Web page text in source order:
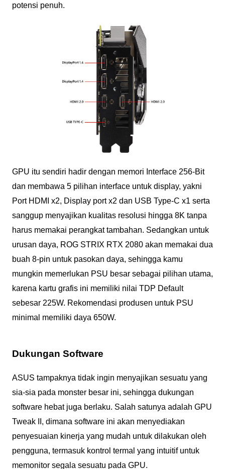
potensi penuh.
GPU itu sendiri hadir dengan memori Interface 256-Bit
dan membawa 5 pilihan interface untuk display, yakni
Port HDMI x2, Display port x2 dan USB Type-C x1 serta
sanggup menyajikan kualitas resolusi hingga 8K tanpa
harus memakai perangkat tambahan. Sedangkan untuk
urusan daya, ROG STRIX RTX 2080 akan memakai dua
buah 8-pin untuk pasokan daya, sehingga kamu
mungkin memerlukan PSU besar sebagai pilihan utama,
karena kartu grafis ini memiliki nilai TDP Default
sebesar 225W. Rekomendasi produsen untuk PSU
minimal memiliki daya 650W.
Dukungan Software
ASUS tampaknya tidak ingin menyajikan sesuatu yang
sia-sia pada monster besar ini, sehingga dukungan
software hebat juga berlaku. Salah satunya adalah GPU
Tweak II, dimana software ini akan menyediakan
penyesuaian kinerja yang mudah untuk dilakukan oleh
pengguna, termasuk kontrol termal yang intuitif untuk
memonitor segala sesuatu pada GPU.